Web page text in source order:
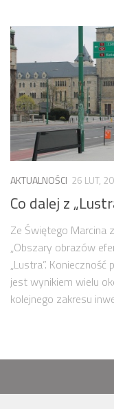
AKTUALNOŚCI 26 LUT,
Co dalej z
Ze Świętego Marcina
„Obszary obrazów
„Lustra”.
jest wynikiem wielu
kolejnego zakresu